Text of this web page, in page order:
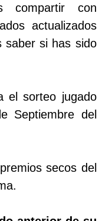
compartir con
actualizados
saber si has sido
el sorteo jugado
Septiembre del
secos del